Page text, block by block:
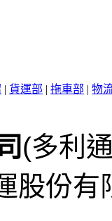
| 貨運部 | 拖車部 | 物
(多利
股份